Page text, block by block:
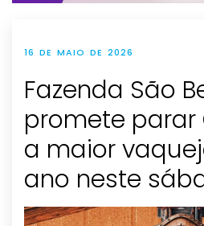
16 DE MAIO DE 2026
Fazenda São
promete
a maior
ano neste